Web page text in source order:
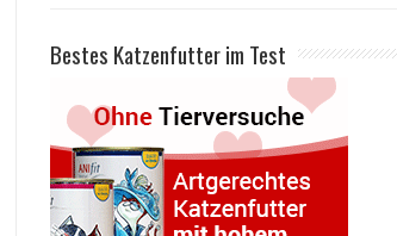
Bestes Katzenfutter im Test